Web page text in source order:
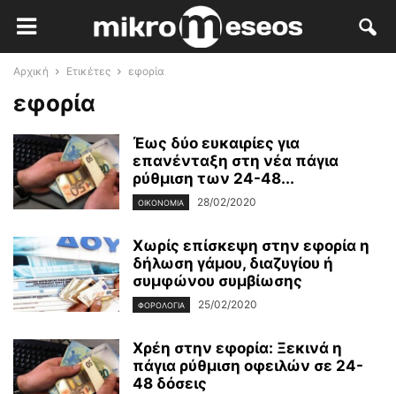
Αρχική Ετικέτες εφορία
εφορία
Έως δύο ευκαιρίες για
επανένταξη στη νέα πάγια
ρύθμιση των 24-48...
ΟΙΚΟΝΟΜΊΑ 28/02/2020
Χωρίς επίσκεψη στην εφορία η
δήλωση γάμου, διαζυγίου ή
συμφώνου συμβίωσης
ΦΟΡΟΛΟΓΊΑ 25/02/2020
Χρέη στην εφορία: Ξεκινά η
πάγια ρύθμιση οφειλών σε 24-
48 δόσεις